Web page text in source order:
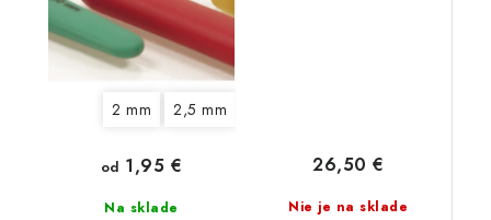
2 mm 2,5 mm
Na sklade
od 1,95 €
Nie je na sklade
26,50 €